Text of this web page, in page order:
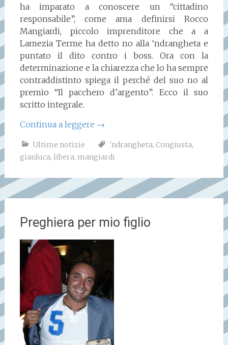
ha imparato a conoscere un “cittadino
responsabile”, come ama definirsi Rocco
Mangiardi, piccolo imprenditore che a a
Lamezia Terme ha detto no alla ‘ndrangheta e
puntato il dito contro i boss. Ora con la
determinazione e la chiarezza che lo ha sempre
contraddistinto spiega il perché del suo no al
premio “Il pacchero d’argento”. Ecco il suo
scritto integrale.
Continua a leggere →
Ultime notizie 'ndrangheta, Congiusta,
gianluca, libera, mangiardi
Preghiera per mio figlio